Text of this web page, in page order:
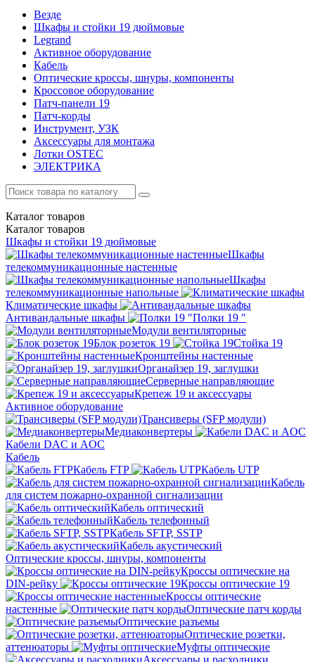
Везде
Шкафы и стойки 19 дюймовые
Legrand
Активное оборудование
Кабель
Оптические кроссы, шнуры, компоненты
Кроссовое оборудование
Патч-панели 19
Патч-корды
Инструмент, УЗК
Аксессуары для монтажа
Лотки OSTEC
ЭЛЕКТРИКА
Каталог товаров
Каталог товаров
Шкафы и стойки 19 дюймовые
Шкафы
телекоммуникационные настенные
Шкафы
телекоммуникационные напольные
Климатические шкафы
Антивандальные шкафы
Полки 19 "
Модули вентиляторные
Блок розеток 19
Стойка 19
Кронштейны настенные
Органайзер 19, заглушки
Серверные направляющие
Крепеж 19 и аксессуары
Активное оборудование
Трансиверы (SFP модули)
Медиаконвертеры
Кабели DAC и AOC
Кабель
Кабель FTP
Кабель UTP
Кабель
для систем пожарно-охранной сигнализации
Кабель оптический
Кабель телефонный
Кабель SFTP, SSTP
Кабель акустический
Оптические кроссы, шнуры, компоненты
Кроссы оптические на
DIN-рейку
Кроссы оптические 19
Кроссы оптические
настенные
Оптические патч корды
Оптические разъемы
Оптические розетки,
аттенюаторы
Муфты оптические
Аксессуары и расходники